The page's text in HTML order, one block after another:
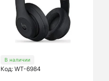
В наличии
Код: WT-6984